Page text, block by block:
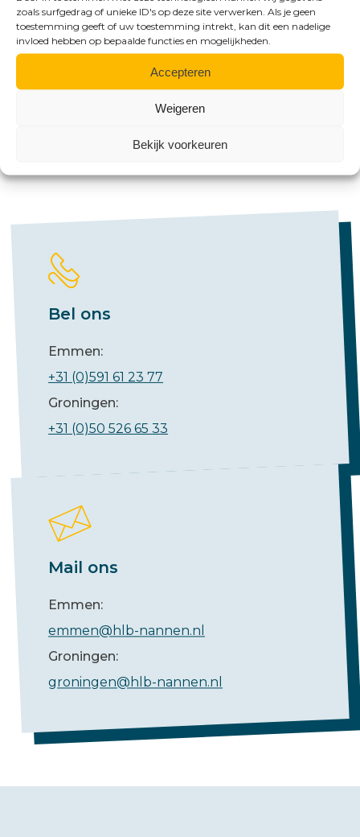
zoals surfgedrag of unieke ID's op deze site verwerken. Als je geen
toestemming geeft of uw toestemming intrekt, kan dit een nadelige
invloed hebben op bepaalde functies en mogelijkheden.
Accepteren
Weigeren
Bekijk voorkeuren
Benieuwd naar de
mogelijkheden?
Bel ons
Emmen:
+31 (0)591 61 23 77
Groningen:
+31 (0)50 526 65 33
Mail ons
Emmen:
emmen@hlb-nannen.nl
Groningen:
groningen@hlb-nannen.nl